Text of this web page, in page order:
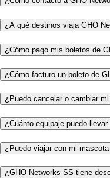
¿A qué destinos viaja GHO
¿Cómo pago mis boletos de
¿Cómo facturo un boleto de
¿Puedo cancelar o cambiar
¿Cuánto equipaje puedo
¿Puedo viajar con mi
¿GHO Networks SS tiene